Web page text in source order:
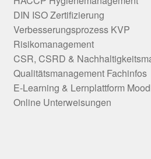
DIN ISO Zertifizierung
Verbesserungsprozess KVP
Risikomanagement
CSR, CSRD &
Qualitätsmanagement Fachinfos
E-Learning & Lernplattform
Online Unterweisungen